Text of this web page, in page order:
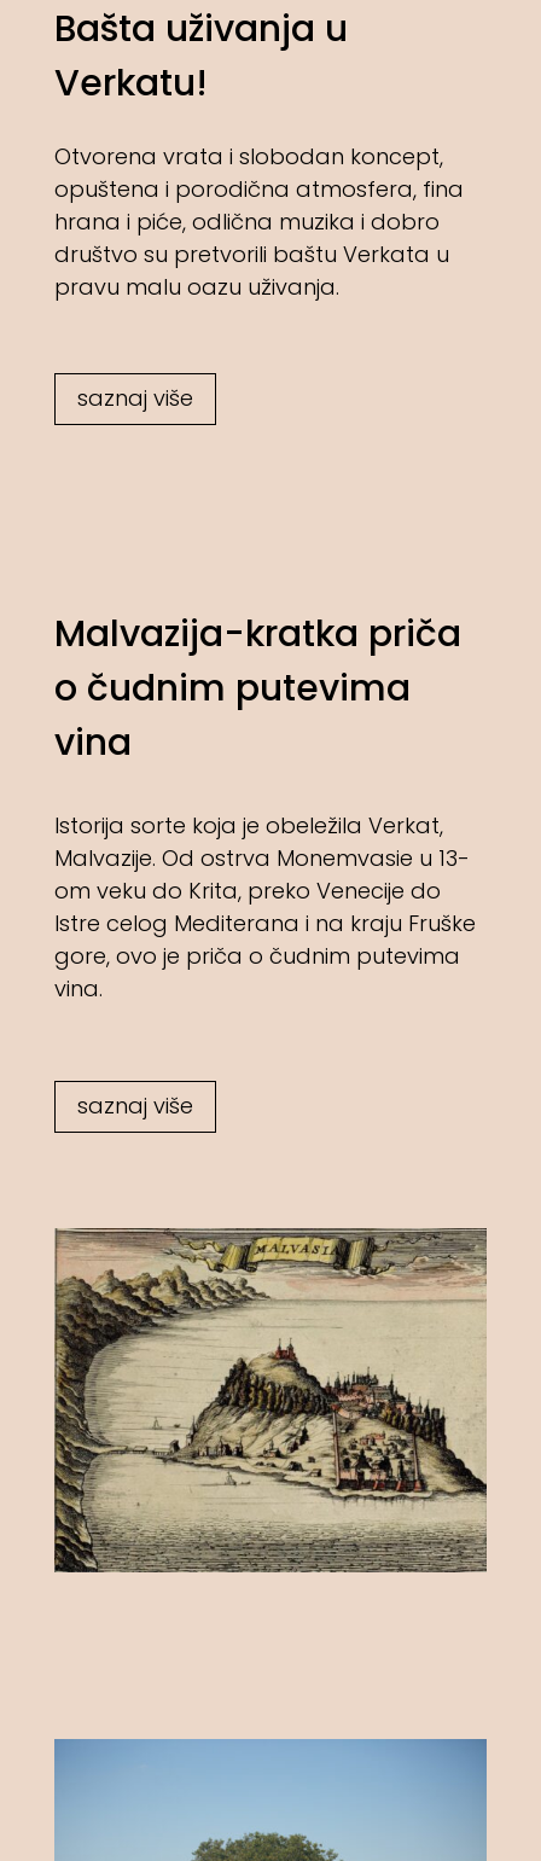
Bašta uživanja u
Verkatu!
Otvorena vrata i slobodan koncept,
opuštena i porodična atmosfera, fina
hrana i piće, odlična muzika i dobro
društvo su pretvorili baštu Verkata u
pravu malu oazu uživanja.
saznaj više
Malvazija-kratka priča
o čudnim putevima
vina
Istorija sorte koja je obeležila Verkat,
Malvazije. Od ostrva Monemvasie u 13-
om veku do Krita, preko Venecije do
Istre celog Mediterana i na kraju Fruške
gore, ovo je priča o čudnim putevima
vina.
saznaj više